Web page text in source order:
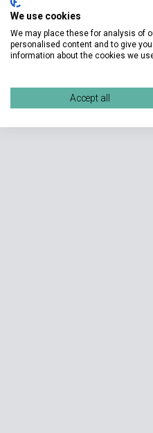
We use cookies
We may place these for analysis of
personalised content and to give
information about the cookies we
Accept all